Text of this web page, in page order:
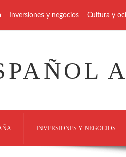
Inversiones y negocios Cultura y
INVERSIONES Y NEGOCIOS